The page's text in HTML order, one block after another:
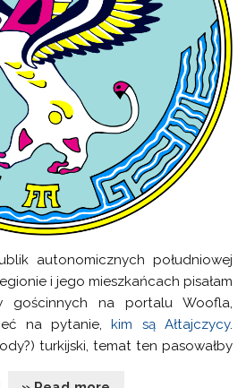
autonomicznych południowej
i jego mieszkańcach pisałam
gościnnych na portalu Woofla,
na pytanie, kim są Ałtajczycy.
turkijski, temat ten pasowałby